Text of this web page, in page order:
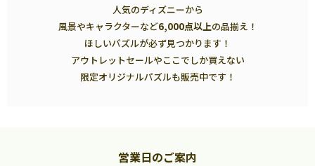
人気のディズニーから
風景やキャラクターなど6,000点以上の品揃え！
ほしいパズルが必ず見つかります！
アウトレットセールやここでしか買えない
限定オリジナルパズルも販売中です！
営業日のご案内